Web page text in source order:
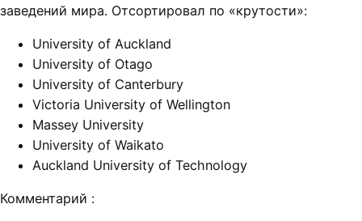
заведений мира. Отсортировал по «крутости»:
University of Auckland
University of Otago
University of Canterbury
Victoria University of Wellington
Massey University
University of Waikato
Auckland University of Technology
Комментарий :